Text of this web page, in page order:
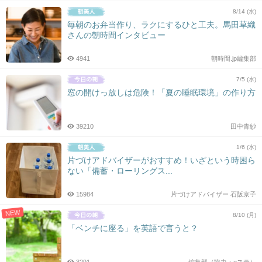
8/14 (水)
毎朝のお弁当作り、ラクにするひと工夫。馬田草織
さんの朝時間インタビュー
朝時間.jp編集部
4941
7/5 (水)
窓の開けっ放しは危険！「夏の睡眠環境」の作り方
田中青紗
39210
1/6 (水)
片づけアドバイザーがおすすめ！いざという時困ら
ない「備蓄・ローリングス...
片づけアドバイザー 石阪京子
15984
NEW 8/10 (月)
「ベンチに座る」を英語で言うと？